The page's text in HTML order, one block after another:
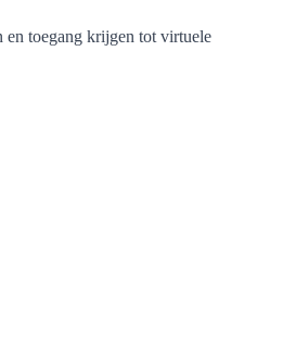
en toegang krijgen tot virtuele